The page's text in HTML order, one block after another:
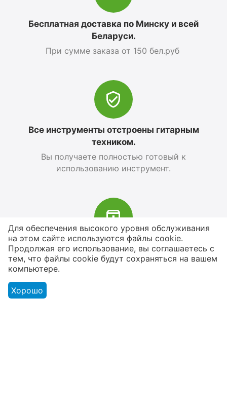
Бесплатная доставка по Минску и всей
Беларуси.
При сумме заказа от 150 бел.руб
Все инструменты отстроены гитарным
техником.
Вы получаете полностью готовый к
использованию инструмент.
В наличии более 4000 наименований
товаров
От расходников до сценического
Для обеспечения высокого уровня обслуживания
на этом сайте используются файлы cookie.
Продолжая его использование, вы соглашаетесь с
тем, что файлы cookie будут сохраняться на вашем
компьютере.
Хорошо